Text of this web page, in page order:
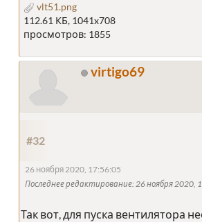
vlt51.png
112.61 КБ, 1041x708
просмотров: 1855
virtigo69
#32
26 ноября 2020, 17:56:05
Последнее редактирование: 26 ноября 2020,
Так вот, для пуска вентилятора